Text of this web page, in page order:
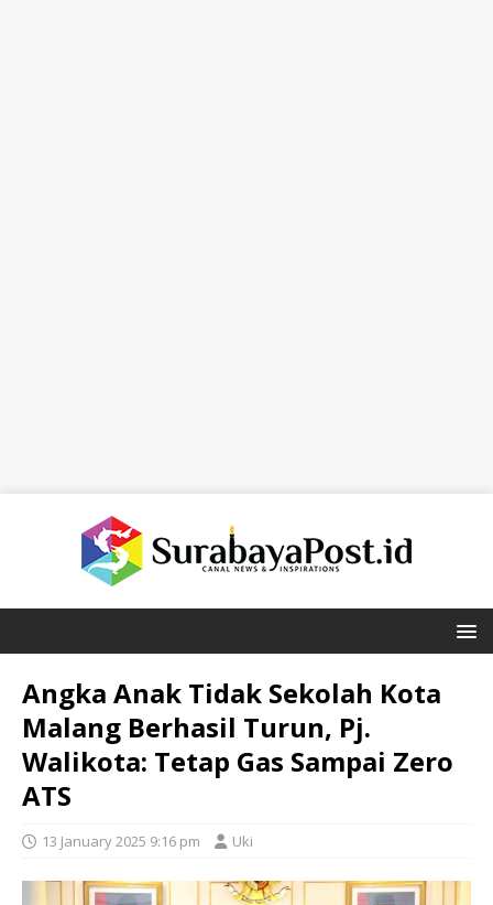
Angka Anak Tidak Sekolah Kota
Malang Berhasil Turun, Pj.
Walikota: Tetap Gas Sampai Zero
ATS
13 January 2025 9:16 pm Uki